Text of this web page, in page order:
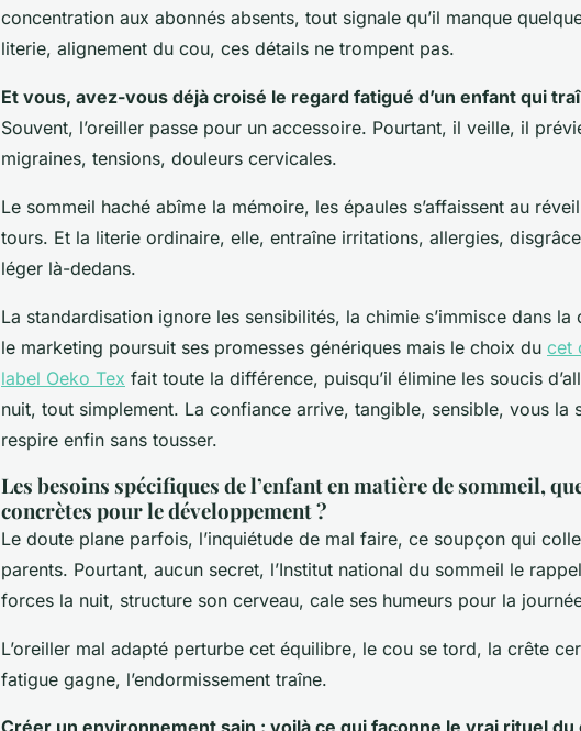
concentration aux abonnés absents, tout signale qu’il manque
literie, alignement du cou, ces détails ne trompent pas.
Et vous, avez-vous déjà croisé le regard fatigué d’un enfant qui
Souvent, l’oreiller passe pour un accessoire. Pourtant, il veille, il
migraines, tensions, douleurs cervicales.
Le sommeil haché abîme la mémoire, les épaules s’affaissent au
tours. Et la literie ordinaire, elle, entraîne irritations, allergies,
léger là-dedans.
La standardisation ignore les sensibilités, la chimie s’immisce dans la
le marketing poursuit ses promesses génériques mais le choix du cet
label Oeko Tex fait toute la différence, puisqu’il élimine les soucis
nuit, tout simplement. La confiance arrive, tangible, sensible, vous la
respire enfin sans tousser.
Les besoins spécifiques de l’enfant en matière de sommeil,
concrètes pour le développement ?
Le doute plane parfois, l’inquiétude de mal faire, ce soupçon qui
parents. Pourtant, aucun secret, l’Institut national du sommeil le
forces la nuit, structure son cerveau, cale ses humeurs pour la
L’oreiller mal adapté perturbe cet équilibre, le cou se tord, la crête
fatigue gagne, l’endormissement traîne.